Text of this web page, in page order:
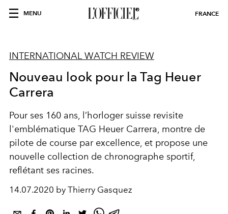
MENU FRANCE
INTERNATIONAL WATCH REVIEW
Nouveau look pour la Tag Heuer
Carrera
Pour ses 160 ans, l’horloger suisse revisite
l'emblématique TAG Heuer Carrera, montre de
pilote de course par excellence, et propose une
nouvelle collection de chronographe sportif,
reflétant ses racines.
14.07.2020 by Thierry Gasquez